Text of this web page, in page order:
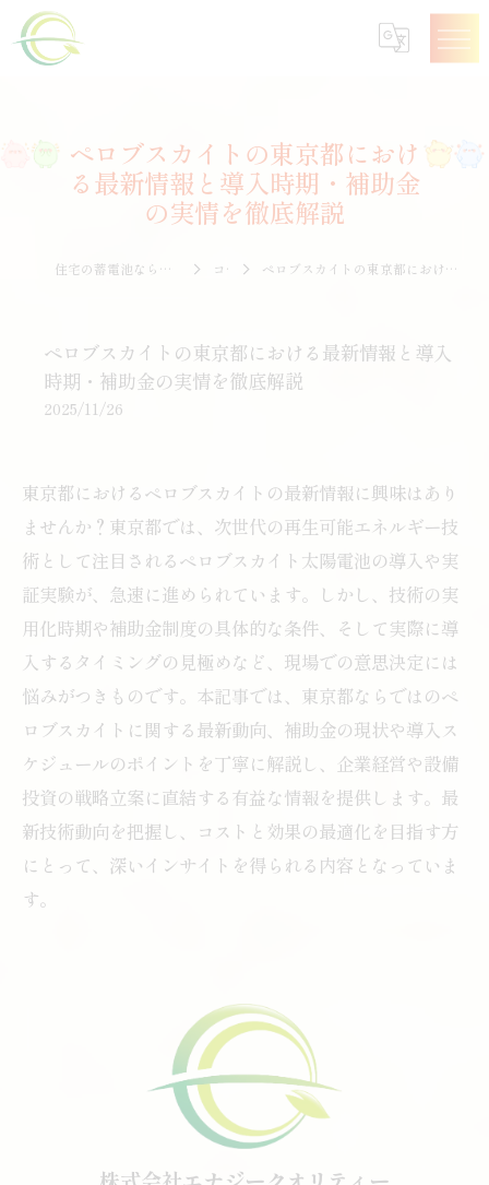
ペロブスカイトの東京都におけ
る最新情報と導入時期・補助金
の実情を徹底解説
住宅の蓄電池なら株式会社エナジークオリティー コラム ペロブスカイトの東京都における最新情報と導入時期・補助金の実情を徹底解説
ペロブスカイトの東京都における最新情報と導入
時期・補助金の実情を徹底解説
2025/11/26
東京都におけるペロブスカイトの最新情報に興味はあり
ませんか？東京都では、次世代の再生可能エネルギー技
術として注目されるペロブスカイト太陽電池の導入や実
証実験が、急速に進められています。しかし、技術の実
用化時期や補助金制度の具体的な条件、そして実際に導
入するタイミングの見極めなど、現場での意思決定には
悩みがつきものです。本記事では、東京都ならではのペ
ロブスカイトに関する最新動向、補助金の現状や導入ス
ケジュールのポイントを丁寧に解説し、企業経営や設備
投資の戦略立案に直結する有益な情報を提供します。最
新技術動向を把握し、コストと効果の最適化を目指す方
にとって、深いインサイトを得られる内容となっていま
す。